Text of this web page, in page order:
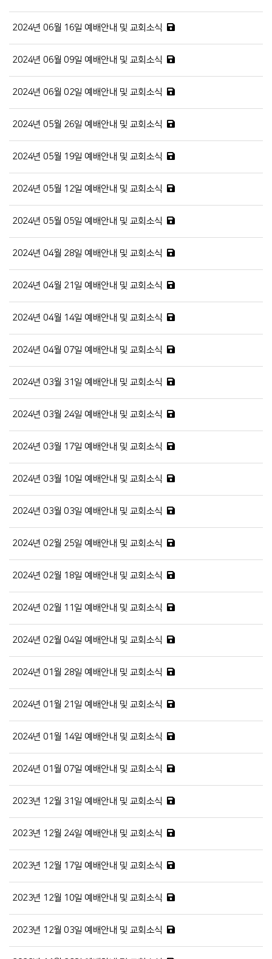
2024년 06월 16일 예배안내 및 교회소식
2024년 06월 09일 예배안내 및 교회소식
2024년 06월 02일 예배안내 및 교회소식
2024년 05월 26일 예배안내 및 교회소식
2024년 05월 19일 예배안내 및 교회소식
2024년 05월 12일 예배안내 및 교회소식
2024년 05월 05일 예배안내 및 교회소식
2024년 04월 28일 예배안내 및 교회소식
2024년 04월 21일 예배안내 및 교회소식
2024년 04월 14일 예배안내 및 교회소식
2024년 04월 07일 예배안내 및 교회소식
2024년 03월 31일 예배안내 및 교회소식
2024년 03월 24일 예배안내 및 교회소식
2024년 03월 17일 예배안내 및 교회소식
2024년 03월 10일 예배안내 및 교회소식
2024년 03월 03일 예배안내 및 교회소식
2024년 02월 25일 예배안내 및 교회소식
2024년 02월 18일 예배안내 및 교회소식
2024년 02월 11일 예배안내 및 교회소식
2024년 02월 04일 예배안내 및 교회소식
2024년 01월 28일 예배안내 및 교회소식
2024년 01월 21일 예배안내 및 교회소식
2024년 01월 14일 예배안내 및 교회소식
2024년 01월 07일 예배안내 및 교회소식
2023년 12월 31일 예배안내 및 교회소식
2023년 12월 24일 예배안내 및 교회소식
2023년 12월 17일 예배안내 및 교회소식
2023년 12월 10일 예배안내 및 교회소식
2023년 12월 03일 예배안내 및 교회소식